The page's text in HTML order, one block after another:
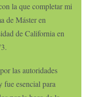
la que completar mi
de Máster en
de California en
las autoridades
fue esencial para